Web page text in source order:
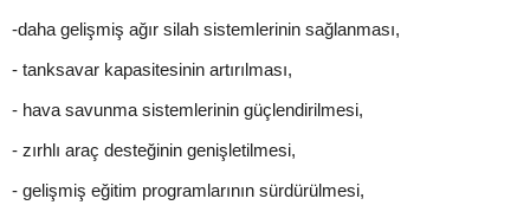
-daha gelişmiş ağır silah sistemlerinin sağlanması,
- tanksavar kapasitesinin artırılması,
- hava savunma sistemlerinin güçlendirilmesi,
- zırhlı araç desteğinin genişletilmesi,
- gelişmiş eğitim programlarının sürdürülmesi,